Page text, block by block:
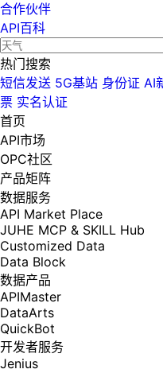
合作伙伴
API百科
热门搜索
短信发送 5G基站 身份证 AI
票 实名认证
首页
API市场
OPC社区
产品矩阵
数据服务
API Market Place
JUHE MCP & SKILL Hub
Customized Data
Data Block
数据产品
APIMaster
DataArts
QuickBot
开发者服务
Jenius